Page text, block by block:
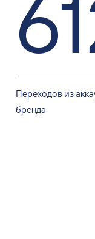
Переходов из
бренда